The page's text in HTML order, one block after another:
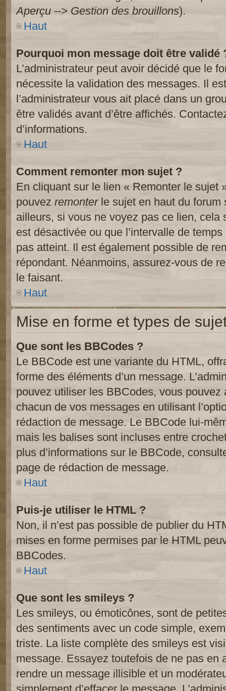
Aperçu --> Gestion des brouillons).
Haut
Pourquoi mon message doit être validé
L’administrateur peut avoir décidé que le
nécessite la validation des messages. Il
l’administrateur vous ait placé dans un
être validés avant d’être affichés.
d’informations.
Haut
Comment remonter mon sujet ?
En cliquant sur le lien « Remonter le sujet
pouvez remonterle sujet en haut du forum
ailleurs, si vous ne voyez pas ce lien, cela
est désactivée ou que l’intervalle de
pas atteint. Il est également possible de
répondant. Néanmoins, assurez-vous de
le faisant.
Haut
Mise en forme et types de
Que sont les BBCodes ?
Le BBCode est une variante du HTML,
forme des éléments d’un message.
pouvez utiliser les BBCodes, vous
chacun de vos messages en utilisant
rédaction de message. Le BBCode lui-
mais les balises sont incluses entre
plus d’informations sur le BBCode,
page de rédaction de message.
Haut
Puis-je utiliser le HTML ?
Non, il n’est pas possible de publier du
mises en forme permises par le HTML
BBCodes.
Haut
Que sont les smileys ?
Les smileys, ou émoticônes, sont de
des sentiments avec un code simple,
triste. La liste complète des smileys est
message. Essayez toutefois de ne pas en
rendre un message illisible et un